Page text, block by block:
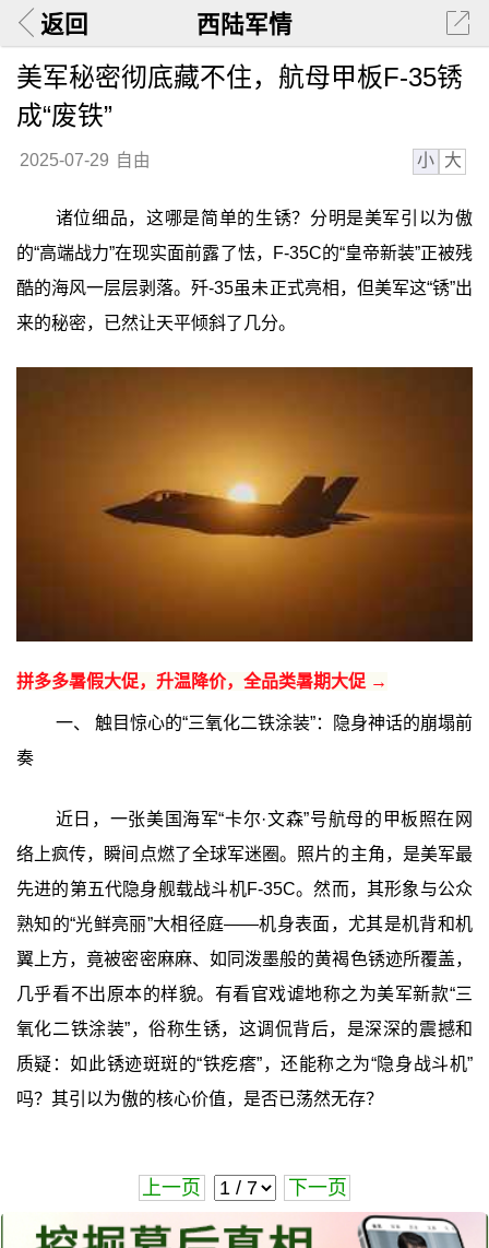
返回 西陆军情
美军秘密彻底藏不住，航母甲板F-35锈
成“废铁”
2025-07-29 自由 小 大
诸位细品，这哪是简单的生锈？分明是美军引以为傲
的“高端战力”在现实面前露了怯，F-35C的“皇帝新装”正被残
酷的海风一层层剥落。歼-35虽未正式亮相，但美军这“锈”出
来的秘密，已然让天平倾斜了几分。
拼多多暑假大促，升温降价，全品类暑期大促 →
一、 触目惊心的“三氧化二铁涂装”：隐身神话的崩塌前
奏
近日，一张美国海军“卡尔·文森”号航母的甲板照在网
络上疯传，瞬间点燃了全球军迷圈。照片的主角，是美军最
先进的第五代隐身舰载战斗机F-35C。然而，其形象与公众
熟知的“光鲜亮丽”大相径庭——机身表面，尤其是机背和机
翼上方，竟被密密麻麻、如同泼墨般的黄褐色锈迹所覆盖，
几乎看不出原本的样貌。有看官戏谑地称之为美军新款“三
氧化二铁涂装”，俗称生锈，这调侃背后，是深深的震撼和
质疑：如此锈迹斑斑的“铁疙瘩”，还能称之为“隐身战斗机”
吗？其引以为傲的核心价值，是否已荡然无存？
上一页 下一页